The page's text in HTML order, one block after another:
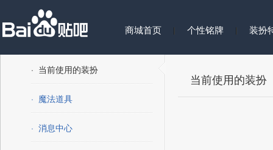
商城首页 个性铭牌 装扮
· 当前使用的装扮
· 魔法道具
· 消息中心
当前使用的装扮